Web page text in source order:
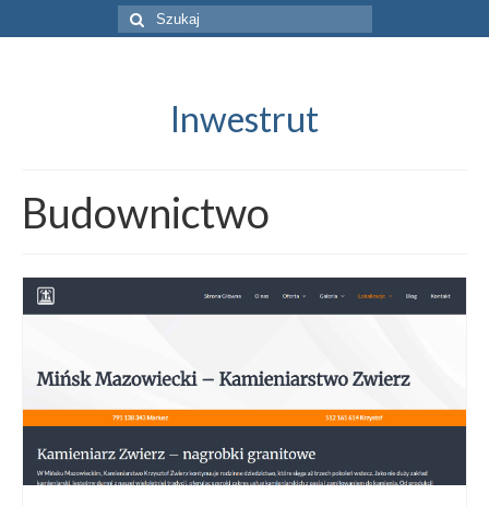
Szuklaj
w:
Inwestrut
Budownictwo